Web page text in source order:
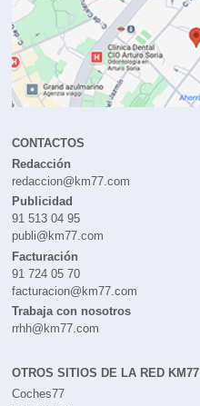
CONTACTOS
Redacción
redaccion@km77.com
Publicidad
91 513 04 95
publi@km77.com
Facturación
91 724 05 70
facturacion@km77.com
Trabaja con nosotros
rrhh@km77.com
OTROS SITIOS DE LA RED KM77
Coches77